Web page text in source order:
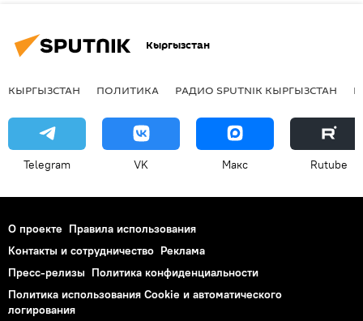
Кыргызстан
КЫРГЫЗСТАН ПОЛИТИКА РАДИО SPUTNIK КЫРГЫЗСТАН
Telegram VK Макс Rutube
О проекте Правила использования
Контакты и сотрудничество Реклама
Пресс-релизы Политика конфиденциальности
Политика использования Cookie и автоматического
логирования